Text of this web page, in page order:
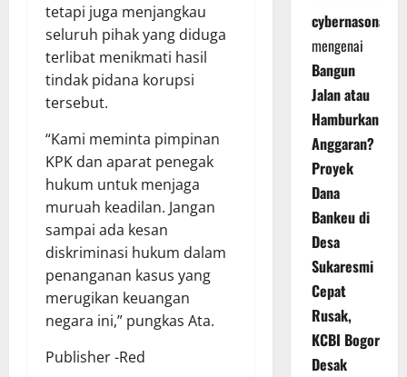
tetapi juga menjangkau
seluruh pihak yang diduga
terlibat menikmati hasil
tindak pidana korupsi
tersebut.
“Kami meminta pimpinan
KPK dan aparat penegak
hukum untuk menjaga
muruah keadilan. Jangan
sampai ada kesan
diskriminasi hukum dalam
penanganan kasus yang
merugikan keuangan
negara ini,” pungkas Ata.
Publisher -Red
cybernasonal
mengenai
Bangun
Jalan atau
Hamburkan
Anggaran?
Proyek
Dana
Bankeu di
Desa
Sukaresmi
Cepat
Rusak,
KCBI Bogor
Desak